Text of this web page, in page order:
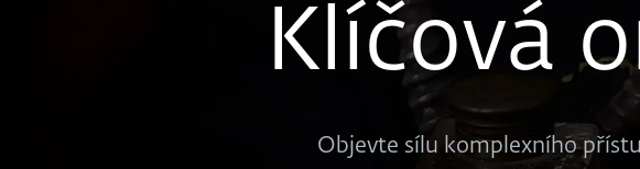
Klíčová
Objevte sílu komplexního